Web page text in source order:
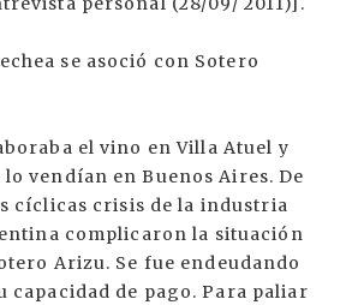
se asoció con Sotero
el vino en Villa Atuel y
lo vendían en Buenos Aires. De
cíclicas crisis de la industria
complicaron la situación
Arizu. Se fue endeudando
capacidad de pago. Para paliar